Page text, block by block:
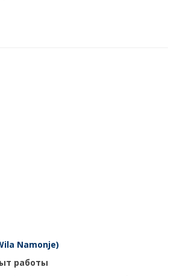
Namonje)
работы